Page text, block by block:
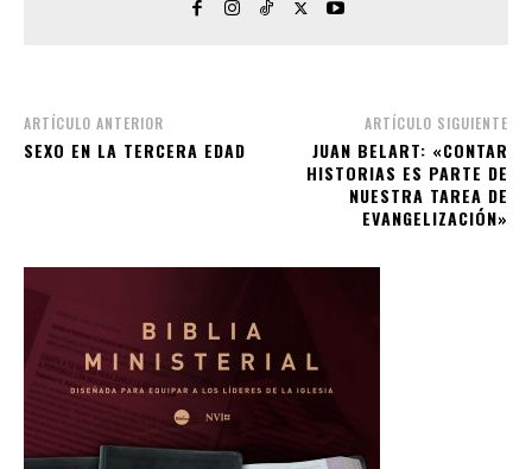
ARTÍCULO ANTERIOR
SEXO EN LA TERCERA EDAD
ARTÍCULO SIGUIENTE
JUAN BELART: «CONTAR
HISTORIAS ES PARTE DE
NUESTRA TAREA DE
EVANGELIZACIÓN»